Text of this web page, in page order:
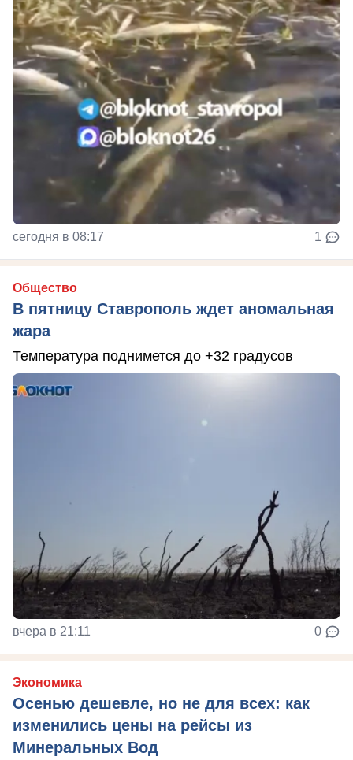
сегодня в 08:17 1
Общество
В пятницу Ставрополь ждет аномальная
жара
Температура поднимется до +32 градусов
вчера в 21:11 0
Экономика
Осенью дешевле, но не для всех: как
изменились цены на рейсы из
Минеральных Вод